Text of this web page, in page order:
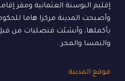
إقليم البوسنة العثمانية ومقر
وأصبحت المدينة مركزا هاما
بأكملها، وأنشئت قنصليات من
والنمسا والمجر .
موقع المدينة